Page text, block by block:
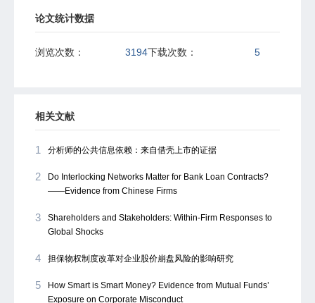
论文统计数据
浏览次数： 3194下载次数： 5
相关文献
1 分析师的公共信息依赖：来自借壳上市的证据
2
Do Interlocking Networks Matter for Bank Loan Contracts?
——Evidence from Chinese Firms
3
Shareholders and Stakeholders: Within-Firm Responses to
Global Shocks
4 担保物权制度改革对企业股价崩盘风险的影响研究
5
How Smart is Smart Money? Evidence from Mutual Funds’
Exposure on Corporate Misconduct